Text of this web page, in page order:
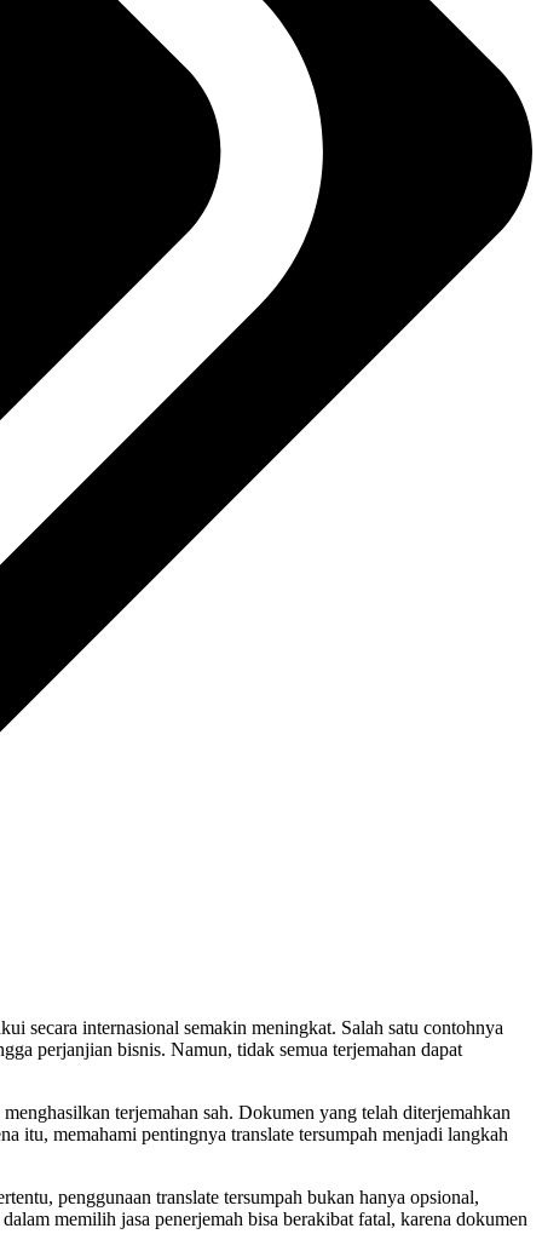
secara internasional semakin meningkat. Salah satu contohnya
perjanjian bisnis. Namun, tidak semua terjemahan dapat
terjemahan sah. Dokumen yang telah diterjemahkan
itu, memahami pentingnya translate tersumpah menjadi langkah
penggunaan translate tersumpah bukan hanya opsional,
memilih jasa penerjemah bisa berakibat fatal, karena dokumen